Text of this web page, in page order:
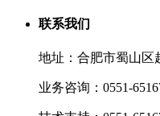
联系我们
地址：合肥市蜀山区
业务咨询：0551-